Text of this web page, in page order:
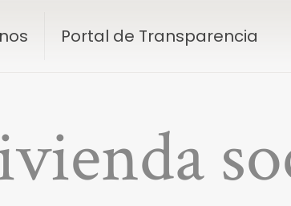
Portal de Transparencia